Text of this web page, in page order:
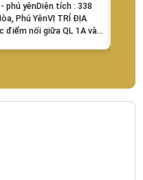
- phú yênDiện tích : 338
Phú YênVỊ TRÍ ĐỊA
điểm nối giữa QL 1A và